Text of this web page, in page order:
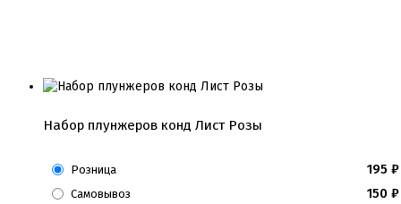
Набор плунжеров конд Лист Розы
Розница 195 ₽
Самовывоз 150 ₽